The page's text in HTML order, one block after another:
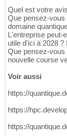
Quel est votre
Que pensez-
domaine
L'entreprise peut-
utile d'ici à 2028 ?
Que pensez-
nouvelle course
Voir aussi
https://
https://
https://